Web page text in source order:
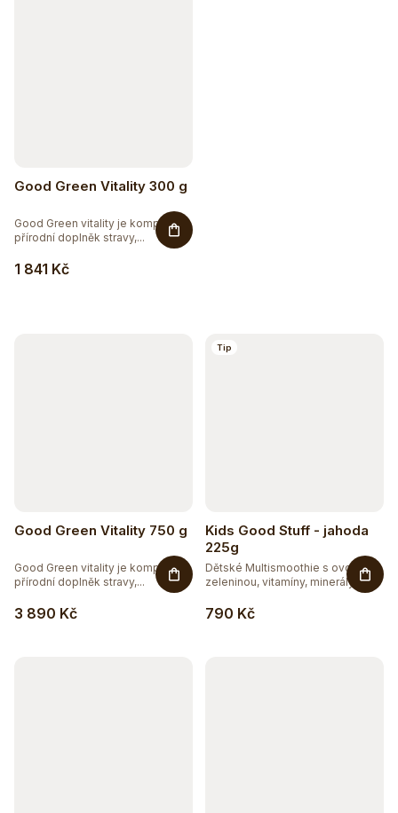
Good Green Vitality 300 g
1 841 Kč
Good Green vitality je komplexní
přírodní doplněk stravy,...
Sleva až 20 %
Good Green Vitality 750 g
3 890 Kč
Good Green vitality je komplexní
přírodní doplněk stravy,...
Tip
Kids Good Stuff - jahoda
225g
790 Kč
Dětské Multismoothie s ovocem,
zeleninou, vitamíny, minerály,...